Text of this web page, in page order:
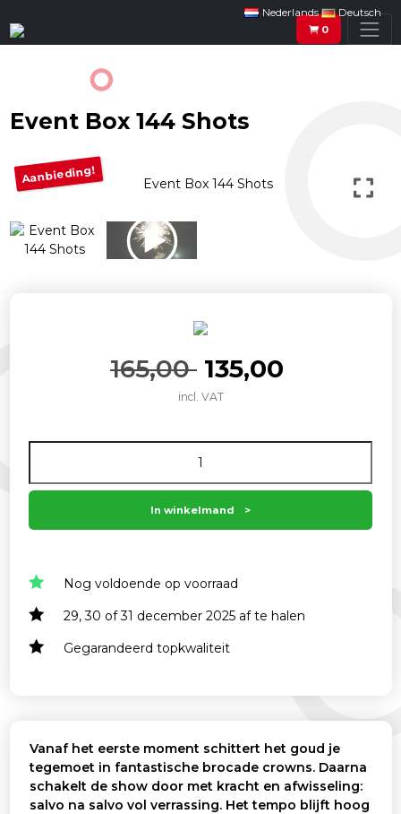
Nederlands
Deutsch
0
Event Box 144 Shots
Aanbieding!
165,00
prijs
was:
165,00 .
135,00
is:
135,00 .
incl. VAT
In winkelmand
Nog voldoende op voorraad
29, 30 of 31 december 2025 af te halen
Gegarandeerd topkwaliteit
Vanaf het eerste moment schittert het goud je
tegemoet in fantastische brocade crowns. Daarna
schakelt de show door met kracht en afwisseling:
salvo na salvo vol verrassing. Het tempo blijft hoog